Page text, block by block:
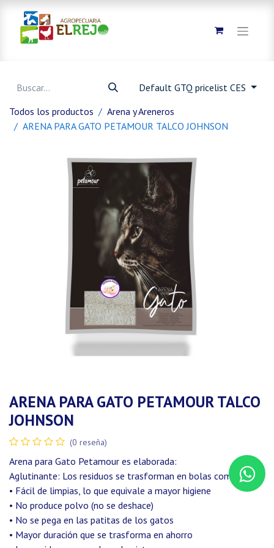
Default GTQ pricelist CES
Todos los productos
Arena y Areneros
ARENA PARA GATO PETAMOUR TALCO JOHNSON
ARENA PARA GATO PETAMOUR TALCO
JOHNSON
(0 reseña)
Arena para Gato Petamour es elaborada:
Aglutinante: Los residuos se trasforman en bolas compactas
• Fácil de limpias, lo que equivale a mayor higiene
• No produce polvo (no se deshace)
• No se pega en las patitas de los gatos
• Mayor duración que se trasforma en ahorro